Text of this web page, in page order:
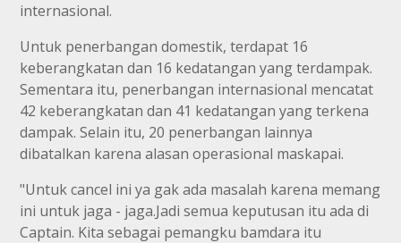
internasional.
Untuk penerbangan domestik, terdapat 16
keberangkatan dan 16 kedatangan yang terdampak.
Sementara itu, penerbangan internasional mencatat
42 keberangkatan dan 41 kedatangan yang terkena
dampak. Selain itu, 20 penerbangan lainnya
dibatalkan karena alasan operasional maskapai.
"Untuk cancel ini ya gak ada masalah karena memang
ini untuk jaga - jaga.Jadi semua keputusan itu ada di
Captain. Kita sebagai pemangku bamdara itu